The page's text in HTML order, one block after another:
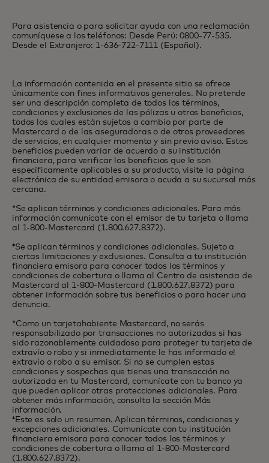
Para asistencia o para solicitar ayuda con una reclamación
comuníquese a los teléfonos: Desde Perú: 0800-77-535.
Desde el Extranjero: 1-636-722-7111 (Español).
La información contenida en el presente sitio se ofrece
únicamente con fines informativos generales. No pretende
ser una descripción completa de todos los términos,
condiciones y exclusiones de las pólizas u otros beneficios,
todos los cuales están sujetos a cambio por parte de
Mastercard o de las aseguradoras o de otros proveedores
de servicios, en cualquier momento y sin previo aviso. Estos
beneficios pueden variar de acuerdo a su institución
financiera, para verificar los beneficios que le son
específicamente aplicables a su producto, visite la página
electrónica de su entidad emisora o acuda a su sucursal más
cercana.
*Se aplican términos y condiciones adicionales. Para más
información comunícate con el emisor de tu tarjeta o llama
al 1-800-Mastercard (1.800.627.8372).
‡Se aplican términos y condiciones adicionales. Sujeto a
ciertas limitaciones y exclusiones. Consulta a tu institución
financiera emisora para conocer todos los términos y
condiciones de cobertura o llama al Centro de asistencia de
Mastercard al 1-800-Mastercard (1.800.627.8372) para
obtener información sobre tus beneficios o para hacer una
denuncia.
*Como un tarjetahabiente Mastercard, no serás
responsabilizado por transacciones no autorizadas si has
sido razonablemente cuidadoso para proteger tu tarjeta de
extravío o robo y si inmediatamente le has informado el
extravío o robo a su emisor. Si no se cumplen estas
condiciones y sospechas que tienes una transacción no
autorizada en tu Mastercard, comunícate con tu banco ya
que pueden aplicar otras protecciones adicionales. Para
obtener más información, consulta la sección Más
información.
‡Este es solo un resumen. Aplican términos, condiciones y
excepciones adicionales. Comunícate con tu institución
financiera emisora para conocer todos los términos y
condiciones de cobertura o llama al 1-800-Mastercard
(1.800.627.8372).